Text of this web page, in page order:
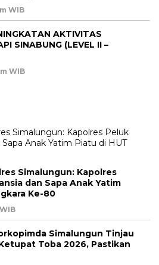
WIB
AKTIVITAS
SINABUNG (LEVEL II –
WIB
Simalungun: Kapolres
dan Sapa Anak Yatim
Ke-80
Simalungun Tinjau
Toba 2026, Pastikan